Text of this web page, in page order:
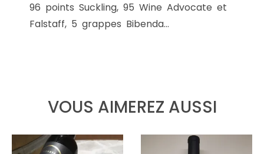
96 points Suckling, 95 Wine Advocate et
Falstaff, 5 grappes Bibenda…
VOUS AIMEREZ AUSSI